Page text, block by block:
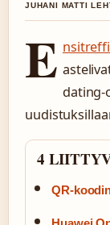
JUHANI MATTI
E dating-
4
QR-